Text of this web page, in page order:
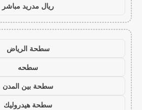
ريال مدريد مباشر
سطحة الرياض
سطحه
سطحة بين المدن
سطحة هيدروليك